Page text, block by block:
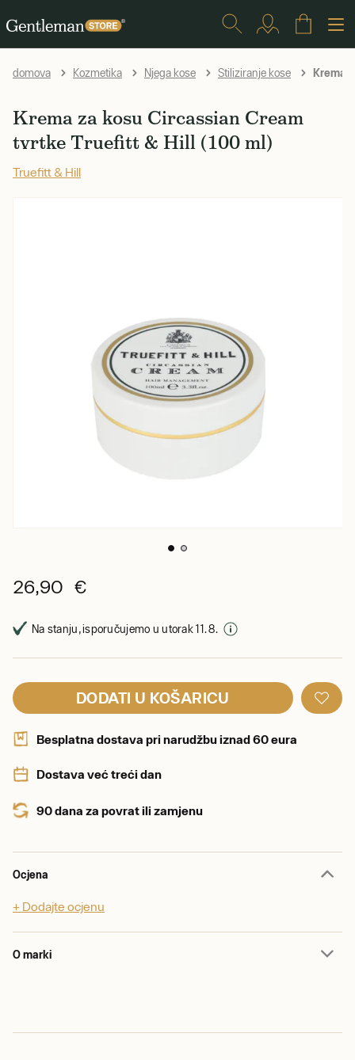
domova Kozmetika Njega kose Stiliziranje kose Krema
Krema za kosu Circassian Cream
tvrtke Truefitt & Hill (100 ml)
Truefitt & Hill
26,90 €
Na stanju, isporučujemo u utorak 11. 8.
DODATI U KOŠARICU
Besplatna dostava pri narudžbu iznad 60 eura
Dostava već treći dan
90 dana za povrat ili zamjenu
Ocjena
+ Dodajte ocjenu
O marki